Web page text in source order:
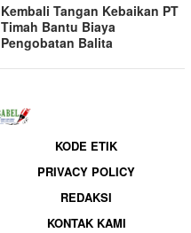
Kembali Tangan Kebaikan PT
Timah Bantu Biaya
Pengobatan Balita
KODE ETIK
PRIVACY POLICY
REDAKSI
KONTAK KAMI